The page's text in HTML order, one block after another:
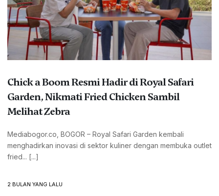
Chick a Boom Resmi Hadir di Royal Safari
Garden, Nikmati Fried Chicken Sambil
Melihat Zebra
Mediabogor.co, BOGOR – Royal Safari Garden kembali
menghadirkan inovasi di sektor kuliner dengan membuka outlet
fried... [...]
2 BULAN YANG LALU